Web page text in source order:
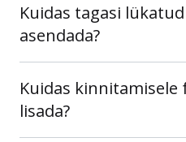
Kuidas tagasi
asendada?
Kuidas kinnitamisele
lisada?